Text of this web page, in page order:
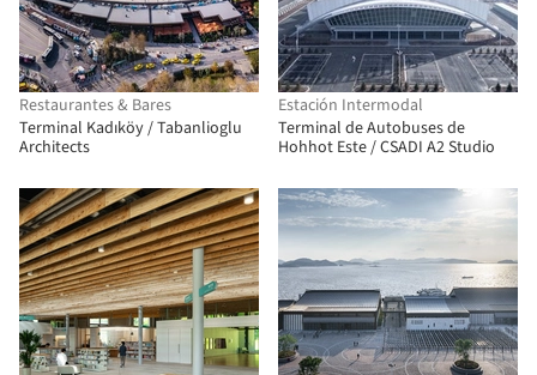
Restaurantes & Bares
Terminal Kadıköy / Tabanlioglu
Architects
Estación Intermodal
Terminal de Autobuses de
Hohhot Este / CSADI A2 Studio